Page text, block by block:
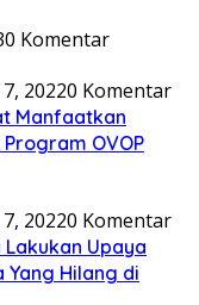
0 Komentar
20220 Komentar
Manfaatkan
OVOP
20220 Komentar
Lakukan Upaya
Yang Hilang di